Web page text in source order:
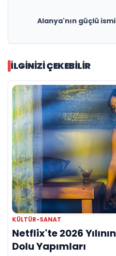
Alanya'nın güçlü
İLGINIZI ÇEKEBILIR
KÜLTÜR-SANAT
Netflix'te 2026
Dolu Yapımları